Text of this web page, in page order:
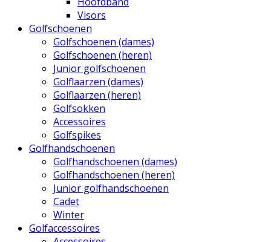
Visors
Golfschoenen
Golfschoenen (dames)
Golfschoenen (heren)
Junior golfschoenen
Golflaarzen (dames)
Golflaarzen (heren)
Golfsokken
Accessoires
Golfspikes
Golfhandschoenen
Golfhandschoenen (dames)
Golfhandschoenen (heren)
Junior golfhandschoenen
Cadet
Winter
Golfaccessoires